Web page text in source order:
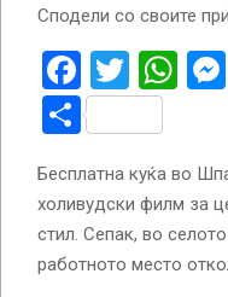
Сподели со своите
Share
Бесплатна куќа во
холивудски филм за
стил. Сепак, во
работното место